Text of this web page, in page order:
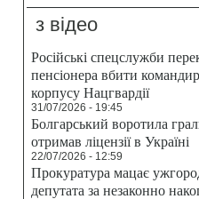
з відео
Російські спецслужби
пенсіонера вбити
корпусу Нацгвардії
31/07/2026 - 19:45
Болгарський воротила
отримав ліцензії в Україні
22/07/2026 - 12:59
Прокуратура мацає
депутата за незаконно